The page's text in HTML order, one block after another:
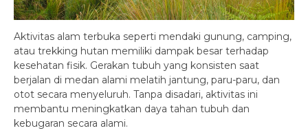
Aktivitas alam terbuka seperti mendaki gunung, camping,
atau trekking hutan memiliki dampak besar terhadap
kesehatan fisik. Gerakan tubuh yang konsisten saat
berjalan di medan alami melatih jantung, paru-paru, dan
otot secara menyeluruh. Tanpa disadari, aktivitas ini
membantu meningkatkan daya tahan tubuh dan
kebugaran secara alami.